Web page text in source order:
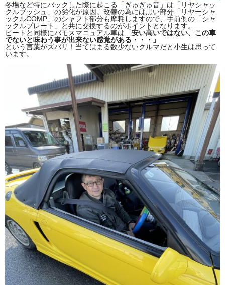
冬場など特にバックした際に起こる「ぎゅぎゅ音」は「リヤシャッ
クルブッシュ」の劣化が原因。改善の為には黒い部分「リヤーシャ
ックルCOMP」のシャフト部分も摩耗しますので、手前側の「シャ
ックルプレート」と共に交換するのがポイントとなります。
ビートと同様にバモスマニュアル車は 「安い高いではない、この車
でないと味わう事が出来ない感覚がある・・・」
という言葉がズバリ！当てはまる数少ないクルマだと小生は思って
います。